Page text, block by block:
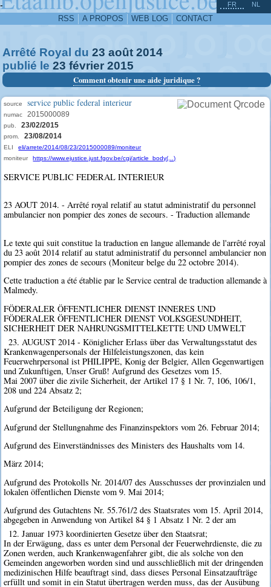
-
RSS A PROPOS WEB LOG CONTACT
FR NL
Arrêté Royal du 23 août 2014
publié le 23 février 2015
Comment obtenir une aide juridique ?
source service public federal interieur
numac 2015000089
pub. 23/02/2015
prom. 23/08/2014
ELI
eli/arrete/2014/08/23/2015000089/moniteur
moniteur
https://www.ejustice.just.fgov.be/cgi/article_body(...)
SERVICE PUBLIC FEDERAL INTERIEUR
23 AOUT 2014. - Arrêté royal relatif au statut administratif du personnel
ambulancier non pompier des zones de secours. - Traduction allemande
Le texte qui suit constitue la traduction en langue allemande de l'arrêté royal
du 23 août 2014 relatif au statut administratif du personnel ambulancier non
pompier des zones de secours (Moniteur belge du 22 octobre 2014).
Cette traduction a été établie par le Service central de traduction allemande à
Malmedy.
FÖDERALER ÖFFENTLICHER DIENST INNERES UND
FÖDERALER ÖFFENTLICHER DIENST VOLKSGESUNDHEIT,
SICHERHEIT DER NAHRUNGSMITTELKETTE UND UMWELT
23. AUGUST 2014 - Königlicher Erlass über das Verwaltungsstatut des
Krankenwagenpersonals der Hilfeleistungszonen, das kein
Feuerwehrpersonal ist PHILIPPE, Konig der Belgier, Allen Gegenwartigen
und Zukunftigen, Unser Gruß! Aufgrund des Gesetzes vom 15.
Mai 2007 über die zivile Sicherheit, der Artikel 17 § 1 Nr. 7, 106, 106/1,
208 und 224 Absatz 2;
Aufgrund der Beteiligung der Regionen;
Aufgrund der Stellungnahme des Finanzinspektors vom 26. Februar 2014;
Aufgrund des Einverständnisses des Ministers des Haushalts vom 14.
März 2014;
Aufgrund des Protokolls Nr. 2014/07 des Ausschusses der provinzialen und
lokalen öffentlichen Dienste vom 9. Mai 2014;
Aufgrund des Gutachtens Nr. 55.761/2 des Staatsrates vom 15. April 2014,
abgegeben in Anwendung von Artikel 84 § 1 Absatz 1 Nr. 2 der am
12. Januar 1973 koordinierten Gesetze über den Staatsrat;
In der Erwägung, dass es unter dem Personal der Feuerwehrdienste, die zu
Zonen werden, auch Krankenwagenfahrer gibt, die als solche von den
Gemeinden angeworben worden sind und ausschließlich mit der dringenden
medizinischen Hilfe beauftragt sind, dass dieses Personal Einsatzaufträge
erfüllt und somit in ein Statut übertragen werden muss, das der Ausübung
^